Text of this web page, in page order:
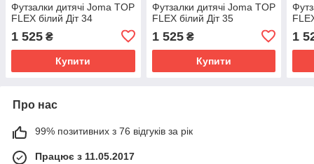
Футзалки дитячі Joma TOP
FLEX білий Діт 34
1 525 ₴
Купити
Футзалки дитячі Joma TOP
FLEX білий Діт 35
1 525₴
Купити
1
Про нас
99% позитивних з 76 відгуків за рік
Працює з 11.05.2017